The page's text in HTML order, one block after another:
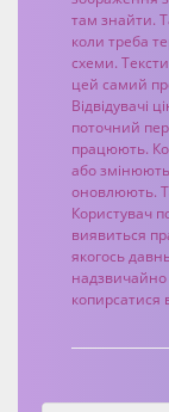
там знайти.
коли треба
схеми.
цей самий
Відвідувачі
поточний
працюють.
або
оновлюють.
Користувач
виявиться
якогось
надзвичайно
копирсатися